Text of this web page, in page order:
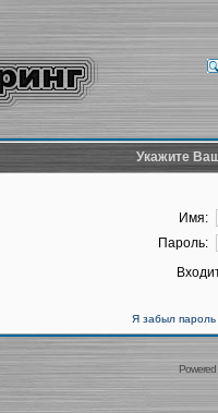
Укажите
Имя:
Пароль:
Я забыл пароль